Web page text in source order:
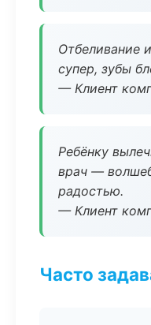
Отбеливание
супер, зубы
— Клиент
Ребёнку
врач —
радостью.
— Клиент
Часто